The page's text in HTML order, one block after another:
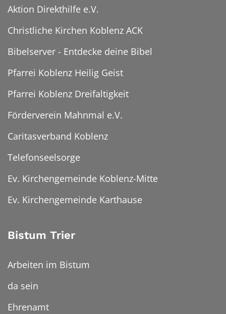
Aktion Direkthilfe e.V.
Christliche Kirchen Koblenz ACK
Bibelserver - Entdecke deine Bibel
Pfarrei Koblenz Heilig Geist
Pfarrei Koblenz Dreifaltigkeit
Förderverein Mahnmal e.V.
Caritasverband Koblenz
Telefonseelsorge
Ev. Kirchengemeinde Koblenz-Mitte
Ev. Kirchengemeinde Karthause
Bistum Trier
Arbeiten im Bistum
da sein
Ehrenamt